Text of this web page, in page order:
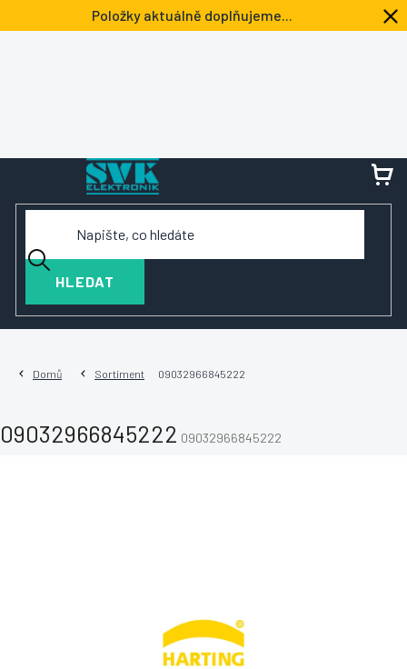
na
Položky aktuálně doplňujeme...
HLEDAT
Domů Sortiment 09032966845222
09032966845222 09032966845222